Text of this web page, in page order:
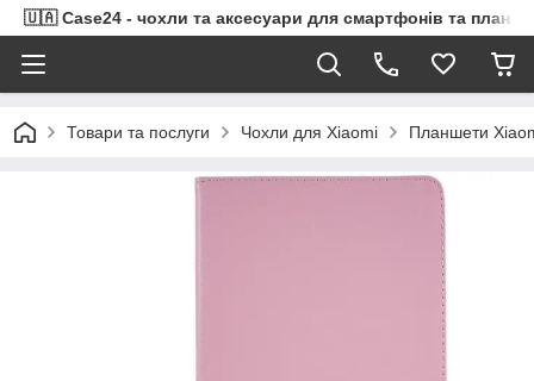
🇺🇦 Case24 - чохли та аксесуари для смартфонів та
Товари та послуги Чохли для Xiaomi Планшети